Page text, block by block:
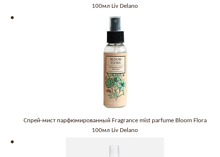
100мл Liv Delano
Спрей-мист парфюмированный Fragrance mist parfume Bloom Flora
100мл Liv Delano